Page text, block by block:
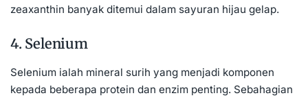
zeaxanthin banyak ditemui dalam sayuran hijau gelap.
4. Selenium
Selenium ialah mineral surih yang menjadi komponen
kepada beberapa protein dan enzim penting. Sebahagian